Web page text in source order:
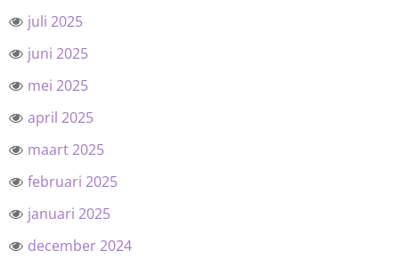
juli 2025
juni 2025
mei 2025
april 2025
maart 2025
februari 2025
januari 2025
december 2024